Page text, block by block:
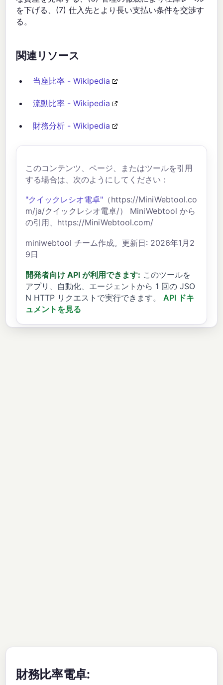
を下げる、(7) 仕入先とより長い支払い条件を交渉す
る。
関連リソース
当座比率 - Wikipedia
流動比率 - Wikipedia
財務分析 - Wikipedia
このコンテンツ、ページ、またはツールを引用
する場合は、次のようにしてください：
"クイックレシオ電卓" （https://MiniWebtool.co
m/ja/クイックレシオ電卓/） MiniWebtool から
の引用、https://MiniWebtool.com/
miniwebtool チーム作成。更新日: 2026年1月2
9日
開発者向け API が利用できます: このツールを
アプリ、自動化、エージェントから 1 回の JSO
N HTTP リクエストで実行できます。
API ドキ
ュメントを見る
財務比率電卓: